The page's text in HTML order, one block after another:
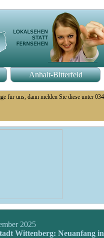
Anhalt-Bitterfeld
für uns, dann melden Sie diese unter
So 14 Uhr +++
2025
Wittenberg: Neuanfang